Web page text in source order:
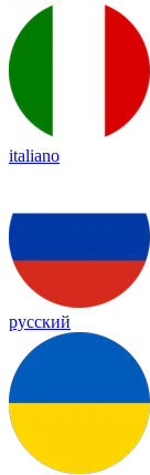
italiano
русский